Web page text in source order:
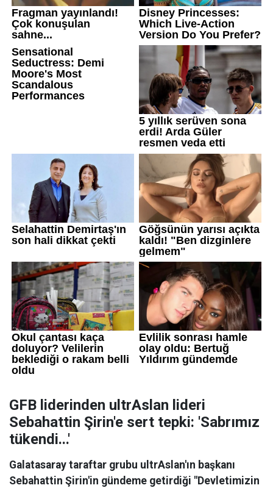
GFB liderinden ultrAslan lideri
Sebahattin Şirin'e sert tepki: 'Sabrımız
tükendi...'
Galatasaray taraftar grubu ultrAslan'ın başkanı
Sebahattin Şirin'in gündeme getirdiği "Devletimizin